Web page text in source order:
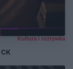
Kultura i rozrywka